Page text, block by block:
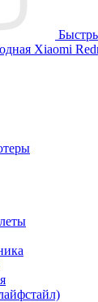
Xiaomi